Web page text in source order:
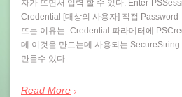
자가 뜨면서 입력 할 수 있다. Enter-
Credential [대상의 사용자] 직접 Password
뜨는 이유는 -Credential 파라메터에
데 이것을 만드는데 사용되는
만들수 있다…
Read More